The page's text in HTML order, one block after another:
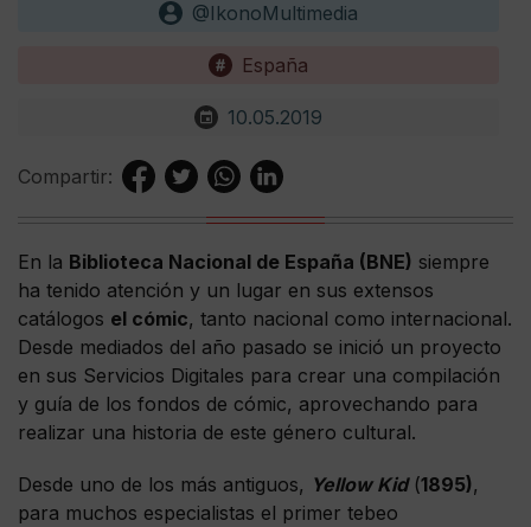
@IkonoMultimedia
España
10.05.2019
Compartir:
En la Biblioteca Nacional de España (BNE) siempre
ha tenido atención y un lugar en sus extensos
catálogos el cómic, tanto nacional como internacional.
Desde mediados del año pasado se inició un proyecto
en sus Servicios Digitales para crear una compilación
y guía de los fondos de cómic, aprovechando para
realizar una historia de este género cultural.
Desde uno de los más antiguos, Yellow Kid(1895),
para muchos especialistas el primer tebeo